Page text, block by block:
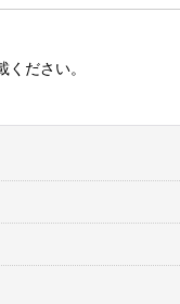
ださい。